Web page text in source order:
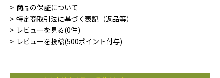
商品の保証について
特定商取引法に基づく表記（返品等）
レビューを見る(0件)
レビューを投稿(500ポイント付与)